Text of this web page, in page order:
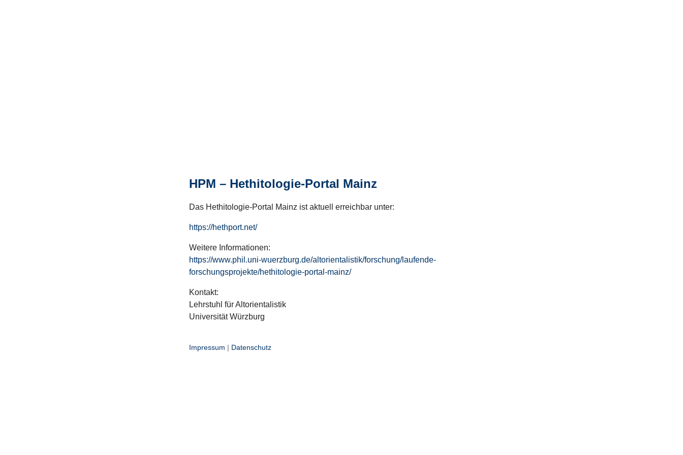
HPM – Hethitologie-Portal Mainz
Das Hethitologie-Portal Mainz ist aktuell erreichbar unter:
https://hethport.net/
Weitere Informationen:
https://www.phil.uni-wuerzburg.de/altorientalistik/forschung/laufende-
forschungsprojekte/hethitologie-portal-mainz/
Kontakt:
Lehrstuhl für Altorientalistik
Universität Würzburg
Impressum | Datenschutz